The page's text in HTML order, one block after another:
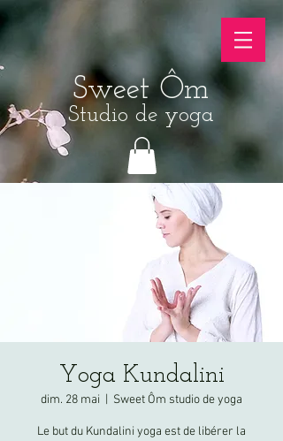
Sweet Ôm
Studio de yoga
Yoga Kundalini
dim. 28 mai Sweet Ôm studio de yoga
Le but du Kundalini yoga est de libérer la